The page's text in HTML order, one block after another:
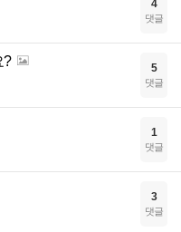
4
댓글
? 5
댓글
1
댓글
3
댓글